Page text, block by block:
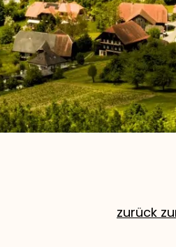
zurück